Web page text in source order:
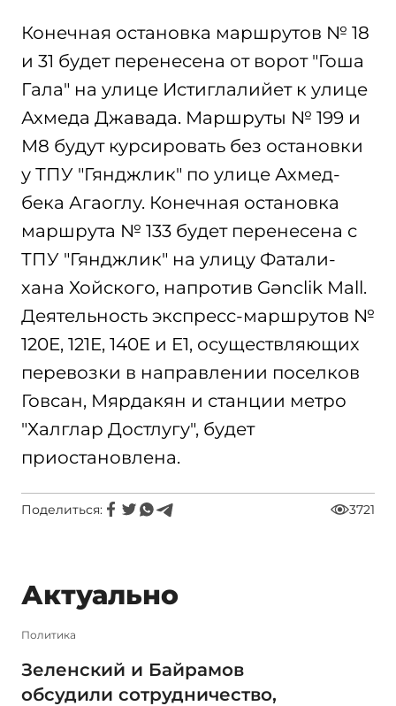
Конечная остановка маршрутов № 18
и 31 будет перенесена от ворот "Гоша
Гала" на улице Истиглалийет к улице
Ахмеда Джавада. Маршруты № 199 и
М8 будут курсировать без остановки
у ТПУ "Гянджлик" по улице Ахмед-
бека Агаоглу. Конечная остановка
маршрута № 133 будет перенесена с
ТПУ "Гянджлик" на улицу Фатали-
хана Хойского, напротив Gənclik Mall.
Деятельность экспресс-маршрутов №
120E, 121E, 140E и E1, осуществляющих
перевозки в направлении поселков
Говсан, Мярдакян и станции метро
"Халглар Достлугу", будет
приостановлена.
Поделиться: 3721
Актуально
Политика
Зеленский и Байрамов
обсудили сотрудничество,